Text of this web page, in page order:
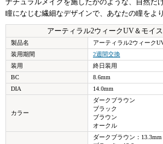
ナチュラルメイクを施したかのような、自然だ
瞳になじむ繊細なデザインで、あなたの瞳をよ
アーティラル2ウィークUV＆モイ
製品名
アーティラル2ウィーク
装用期間
2週間交換
装用
終日装用
BC
8.6mm
DIA
14.0mm
カラー
ダークブラウン
ブラック
ブラウン
オークル
ダークブラウン：13.3mm